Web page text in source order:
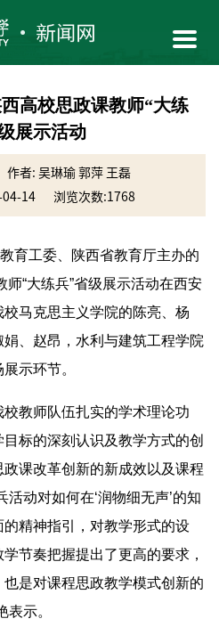
高校思政课教师“大练
展示活动
作者: 吴琳瑜 郭萍 王磊
04-14
浏览次数:1768
育工委、陕西省教育厅主办的
“大练兵”省级展示活动在西安
马克思主义学院的陈亮、杨
、赵昂，水利与建筑工程学院
示环节。
教师队伍扎实的学术理论功
标的深刻认识及教学方式的创
课改革创新的新成效以及课程
动对如何在‘润物细无声’的知
精神指引，对教学形式的设
节奏把握提出了更高的要求，
是对课程思政教学模式创新的
表示。